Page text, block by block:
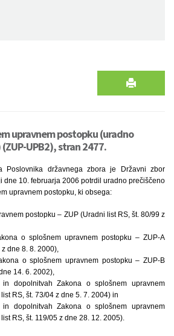
upravnem postopku (uradno
UPB2), stran 2477.
Poslovnika državnega zbora je Državni zbor
dne 10. februarja 2006 potrdil uradno prečiščeno
upravnem postopku, ki obsega:
postopku – ZUP (Uradni list RS, št. 80/99 z
o splošnem upravnem postopku – ZUP-A
dne 8. 8. 2000),
o splošnem upravnem postopku – ZUP-B
14. 6. 2002),
dopolnitvah Zakona o splošnem upravnem
RS, št. 73/04 z dne 5. 7. 2004) in
dopolnitvah Zakona o splošnem upravnem
RS, št. 119/05 z dne 28. 12. 2005).